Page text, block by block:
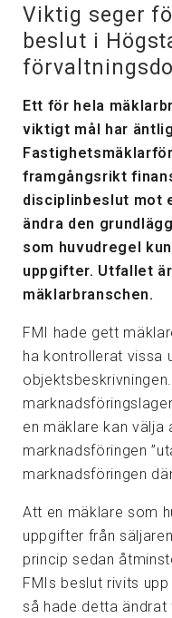
Viktig seger
beslut i
Ett för hela
viktigt mål har
framgångsrikt
disciplinbeslut mot
ändra den
som huvudregel
uppgifter. Utfallet
mäklarbranschen.
FMI hade gett
ha kontrollerat vissa
en mäklare kan
marknadsföringen
marknadsföringen
Att en mäklare som
uppgifter från
princip sedan
FMIs beslut rivits
så hade detta ändrat